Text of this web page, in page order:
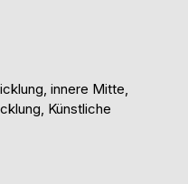
innere Mitte,
Künstliche